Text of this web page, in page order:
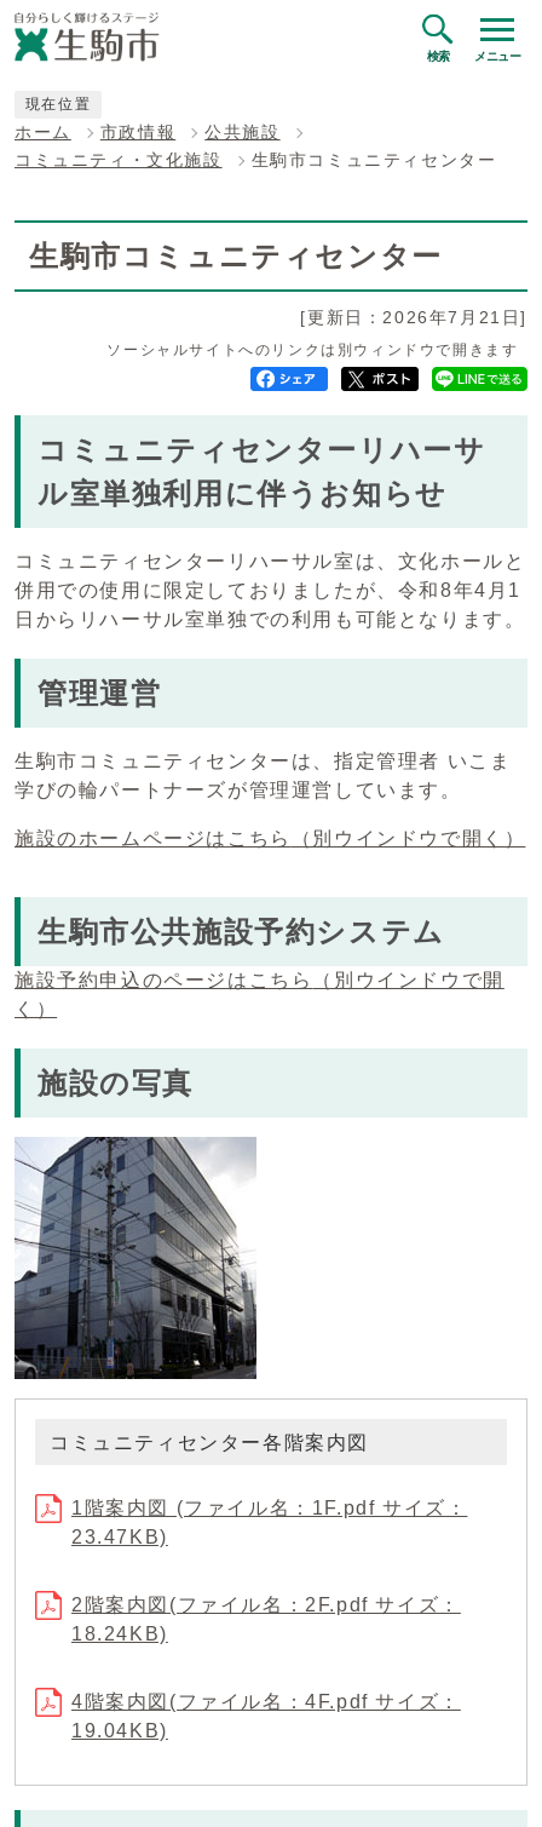
検索 メニュー
現在位置
ホーム 市政情報
公共施設
コミュニティ・文化施設
生駒市コミュニティセンター
生駒市コミュニティセンター
[更新日：2026年7月21日]
ソーシャルサイトへのリンクは別ウィンドウで開きます
コミュニティセンターリハーサ
ル室単独利用に伴うお知らせ
コミュニティセンターリハーサル室は、文化ホールと
併用での使用に限定しておりましたが、令和8年4月1
日からリハーサル室単独での利用も可能となります。
管理運営
生駒市コミュニティセンターは、指定管理者 いこま
学びの輪パートナーズが管理運営しています。
施設のホームページはこちら （別ウインドウで開く）
生駒市公共施設予約システム
施設予約申込のページはこちら
（別ウインドウで開
く）
施設の写真
コミュニティセンター各階案内図
1階案内図 (ファイル名：1F.pdf サイズ：
23.47KB)
2階案内図(ファイル名：2F.pdf サイズ：
18.24KB)
4階案内図(ファイル名：4F.pdf サイズ：
19.04KB)